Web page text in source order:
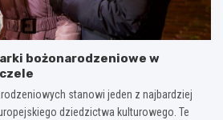
bożonarodzeniowe w
stanowi jeden z najbardziej
dziedzictwa kulturowego. Te